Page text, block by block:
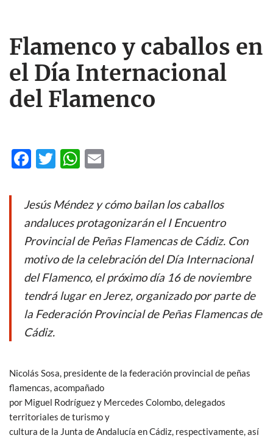
Flamenco y caballos en
el Día Internacional
del Flamenco
F
e
b
o
o
k
T
itt
er
W
at
s
A
p
p
ail
Jesús Méndez y cómo bailan los caballos
andaluces protagonizarán el I Encuentro
Provincial de Peñas Flamencas de Cádiz. Con
motivo de la celebración del Día Internacional
del Flamenco, el próximo día 16 de noviembre
tendrá lugar en Jerez, organizado por parte de
la Federación Provincial de Peñas Flamencas de
Cádiz.
Nicolás Sosa, presidente de la federación provincial de peñas
flamencas, acompañado
por Miguel Rodríguez y Mercedes Colombo, delegados
territoriales de turismo y
cultura de la Junta de Andalucía en Cádiz, respectivamente, así